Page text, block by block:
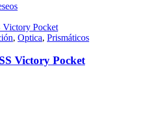
, Optica, Prismáticos
Victory Pocket